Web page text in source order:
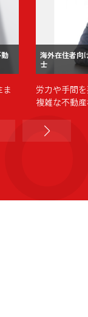
ま
海外在住者向
士
労力や手間
複雑な不動